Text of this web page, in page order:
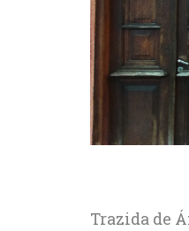
Trazida de